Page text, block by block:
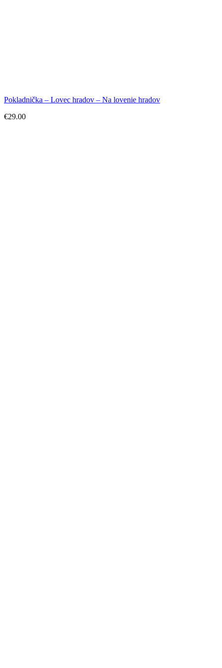
Pokladnička – Lovec hradov – Na lovenie hradov
€29.00